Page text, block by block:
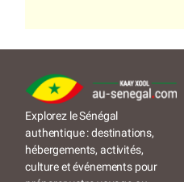
Explorez le Sénégal
authentique : destinations,
hébergements, activités,
culture et événements pour